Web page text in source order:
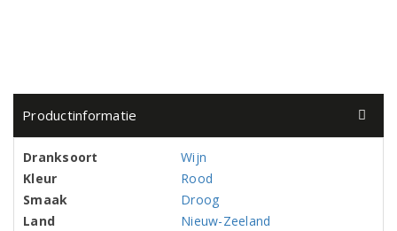
Productinformatie
Dranksoort
Wijn
Kleur
Rood
Smaak
Droog
Land
Nieuw-Zeeland